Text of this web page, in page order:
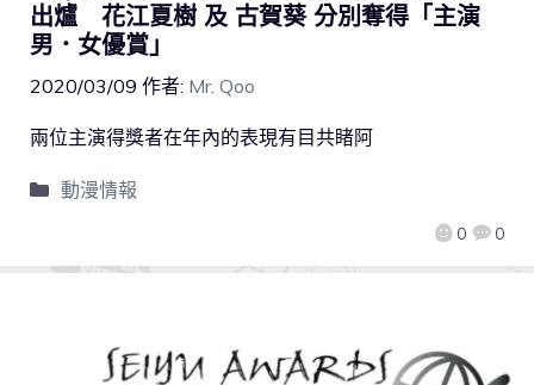
出爐 花江夏樹 及 古賀葵 分別奪得「主演
男．女優賞」
2020/03/09 作者: Mr. Qoo
0 0
兩位主演得獎者在年內的表現有目共睹阿
動漫情報